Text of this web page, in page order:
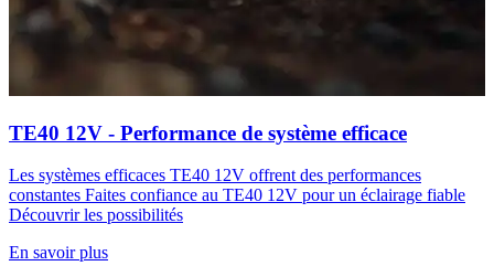
TE40 12V - Performance de système efficace
Les systèmes efficaces TE40 12V offrent des performances
constantes Faites confiance au TE40 12V pour un éclairage fiable
Découvrir les possibilités
En savoir plus